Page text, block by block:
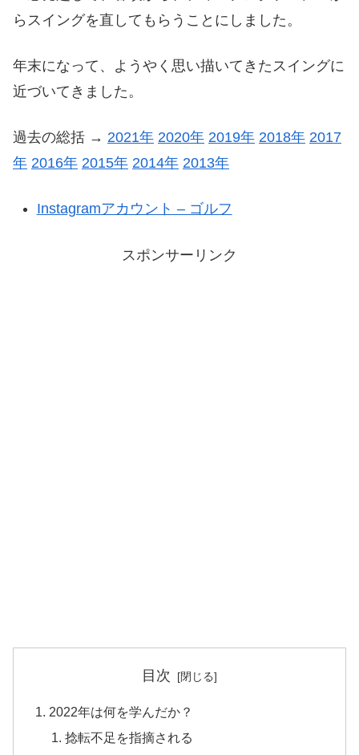
らスイングを直してもらうことにしました。
年末になって、ようやく思い描いてきたスイングに
近づいてきました。
過去の総括 → 2021年 2020年 2019年 2018年 2017
年 2016年 2015年 2014年 2013年
Instagramアカウント – ゴルフ
スポンサーリンク
目次
2022年は何を学んだか？
捻転不足を指摘される